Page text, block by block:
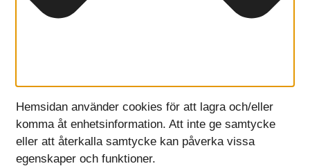
Hemsidan använder cookies för att lagra och/eller
komma åt enhetsinformation. Att inte ge samtycke
eller att återkalla samtycke kan påverka vissa
egenskaper och funktioner.